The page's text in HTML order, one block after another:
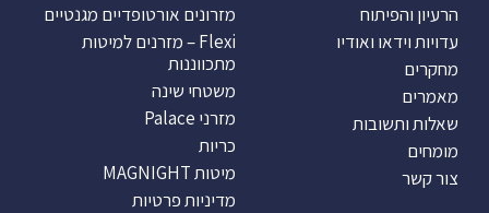
הרעיון והפיתוח
עדויות וידאו ואודיו
מחקרים
מאמרים
שאלות ותשובות
מומחים
צור קשר
מזרונים אורטופדיים מגנטיים
Flexi – מזרנים למיטות
מתכווננות
משטחי שינה
מזרני Palace
כריות
מיטות MAGNIGHT
מדיניות פרטיות